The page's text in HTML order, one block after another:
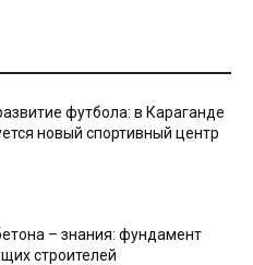
футбола: в Караганде
новый спортивный центр
– знания: фундамент
строителей